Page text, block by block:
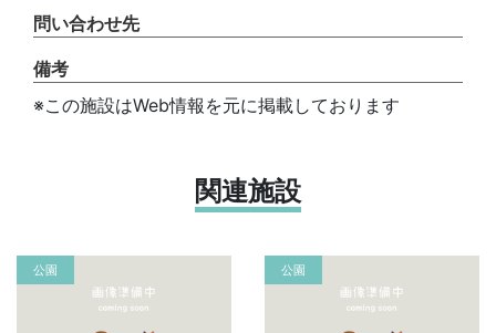
問い合わせ先
備考
※この施設はWeb情報を元に掲載しております
関連施設
公園 公園